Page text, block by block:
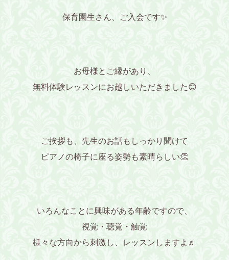
保育園生さん、 ご入会です✨
お母様とご縁があり、
無料体験レッスンにお越しいただきました😊
ご挨拶も、先生のお話もしっかり聞けて
ピアノの椅子に座る姿勢も素晴らしい👏
いろんなことに興味がある年齢ですので、
視覚・聴覚・触覚
様々な方向から刺激し、レッスンしますよ♬